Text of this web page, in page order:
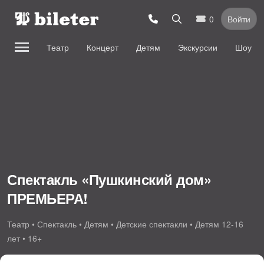
0 Войти
Театр Концерт Детям Экскурсии Шоу
Спектакль «Пушкинский дом»
ПРЕМЬЕРА!
Театр • Спектакль • Детям • Детские спектакли • Детям 12-16
лет • 16+